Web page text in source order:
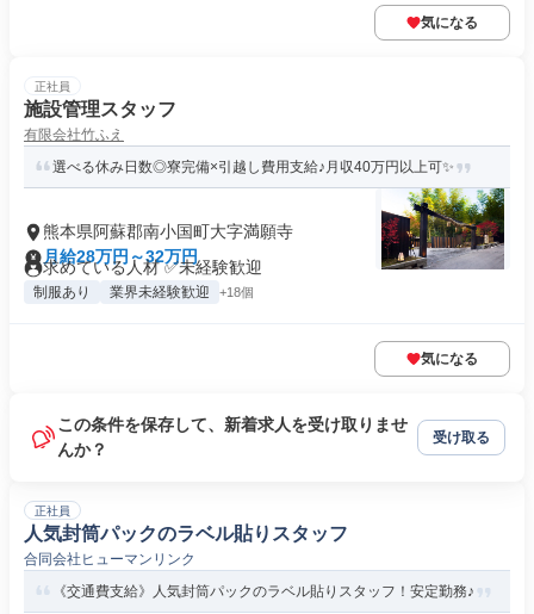
気になる
正社員
施設管理スタッフ
有限会社竹ふえ
選べる休み日数◎寮完備×引越し費用支給♪月収40万円以上可✨
熊本県阿蘇郡南小国町大字満願寺
月給28万円～32万円
求めている人材 ✅未経験歓迎
制服あり 業界未経験歓迎 +18個
気になる
この条件を保存して、新着求人を受け取りませ
んか？
受け取る
正社員
人気封筒パックのラベル貼りスタッフ
合同会社ヒューマンリンク
《交通費支給》人気封筒パックのラベル貼りスタッフ！安定勤務♪